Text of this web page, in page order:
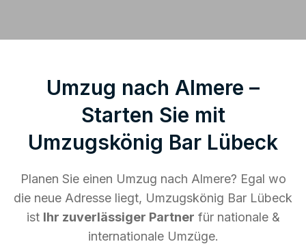
Umzug nach Almere –
Starten Sie mit
Umzugskönig Bar Lübeck
Planen Sie einen Umzug nach Almere? Egal wo
die neue Adresse liegt, Umzugskönig Bar Lübeck
ist Ihr zuverlässiger Partner für nationale &
internationale Umzüge.